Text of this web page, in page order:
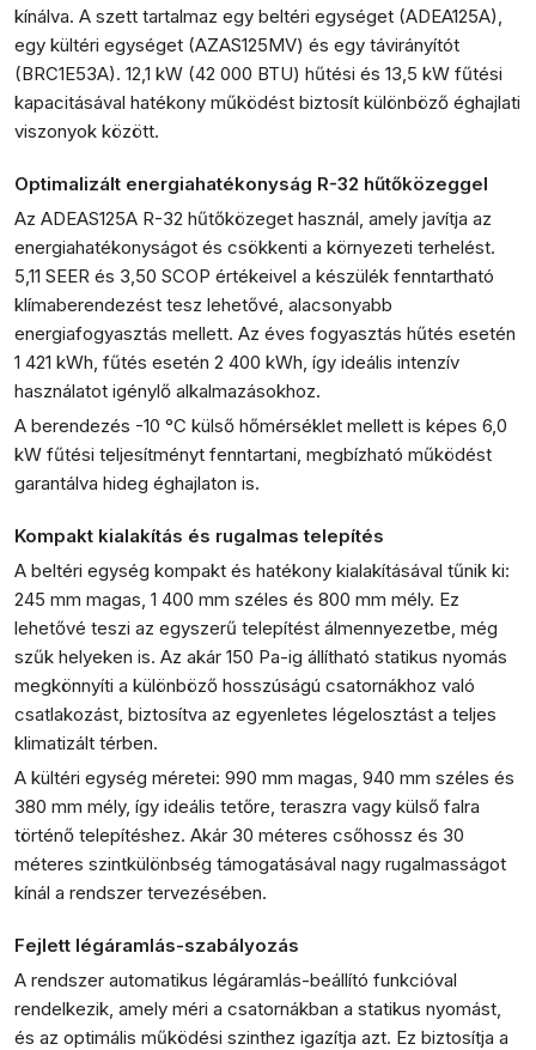
kínálva. A szett tartalmaz egy beltéri egységet (ADEA125A),
egy kültéri egységet (AZAS125MV) és egy távirányítót
(BRC1E53A). 12,1 kW (42 000 BTU) hűtési és 13,5 kW fűtési
kapacitásával hatékony működést biztosít különböző éghajlati
viszonyok között.
Optimalizált energiahatékonyság R-32 hűtőközeggel
Az ADEAS125A R-32 hűtőközeget használ, amely javítja az
energiahatékonyságot és csökkenti a környezeti terhelést.
5,11 SEER és 3,50 SCOP értékeivel a készülék fenntartható
klímaberendezést tesz lehetővé, alacsonyabb
energiafogyasztás mellett. Az éves fogyasztás hűtés esetén
1 421 kWh, fűtés esetén 2 400 kWh, így ideális intenzív
használatot igénylő alkalmazásokhoz.
A berendezés -10 °C külső hőmérséklet mellett is képes 6,0
kW fűtési teljesítményt fenntartani, megbízható működést
garantálva hideg éghajlaton is.
Kompakt kialakítás és rugalmas telepítés
A beltéri egység kompakt és hatékony kialakításával tűnik ki:
245 mm magas, 1 400 mm széles és 800 mm mély. Ez
lehetővé teszi az egyszerű telepítést álmennyezetbe, még
szűk helyeken is. Az akár 150 Pa-ig állítható statikus nyomás
megkönnyíti a különböző hosszúságú csatornákhoz való
csatlakozást, biztosítva az egyenletes légelosztást a teljes
klimatizált térben.
A kültéri egység méretei: 990 mm magas, 940 mm széles és
380 mm mély, így ideális tetőre, teraszra vagy külső falra
történő telepítéshez. Akár 30 méteres csőhossz és 30
méteres szintkülönbség támogatásával nagy rugalmasságot
kínál a rendszer tervezésében.
Fejlett légáramlás-szabályozás
A rendszer automatikus légáramlás-beállító funkcióval
rendelkezik, amely méri a csatornákban a statikus nyomást,
és az optimális működési szinthez igazítja azt. Ez biztosítja a